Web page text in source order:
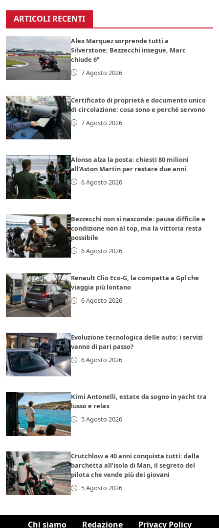
ARTICOLI RECENTI
Alex Marquez sorprende tutti a
Silverstone: Bezzecchi insegue, Marc
chiude 6°
7 Agosto 2026
Certificato di proprietà e documento unico
di circolazione: cosa sono e perché servono
7 Agosto 2026
Alonso alza la posta: chiesti 80 milioni
all’Aston Martin per restare due anni
6 Agosto 2026
Bezzecchi non si nasconde: pausa difficile e
condizione non al top, ma la vittoria resta
possibile
6 Agosto 2026
Renault Clio Eco-G, la compatta a Gpl che
viaggia più lontano
6 Agosto 2026
Evoluzione tecnologica delle auto: i servizi
vanno di pari passo?
6 Agosto 2026
Kimi Antonelli, estate da sogno in yacht tra
lusso e relax
5 Agosto 2026
Crutchlow a 40 anni conquista tutti: dalla
barchetta all’isola di Man, il segreto del
pilota che vende più dei giovani
5 Agosto 2026
Chi siamo Redazione Privacy Policy